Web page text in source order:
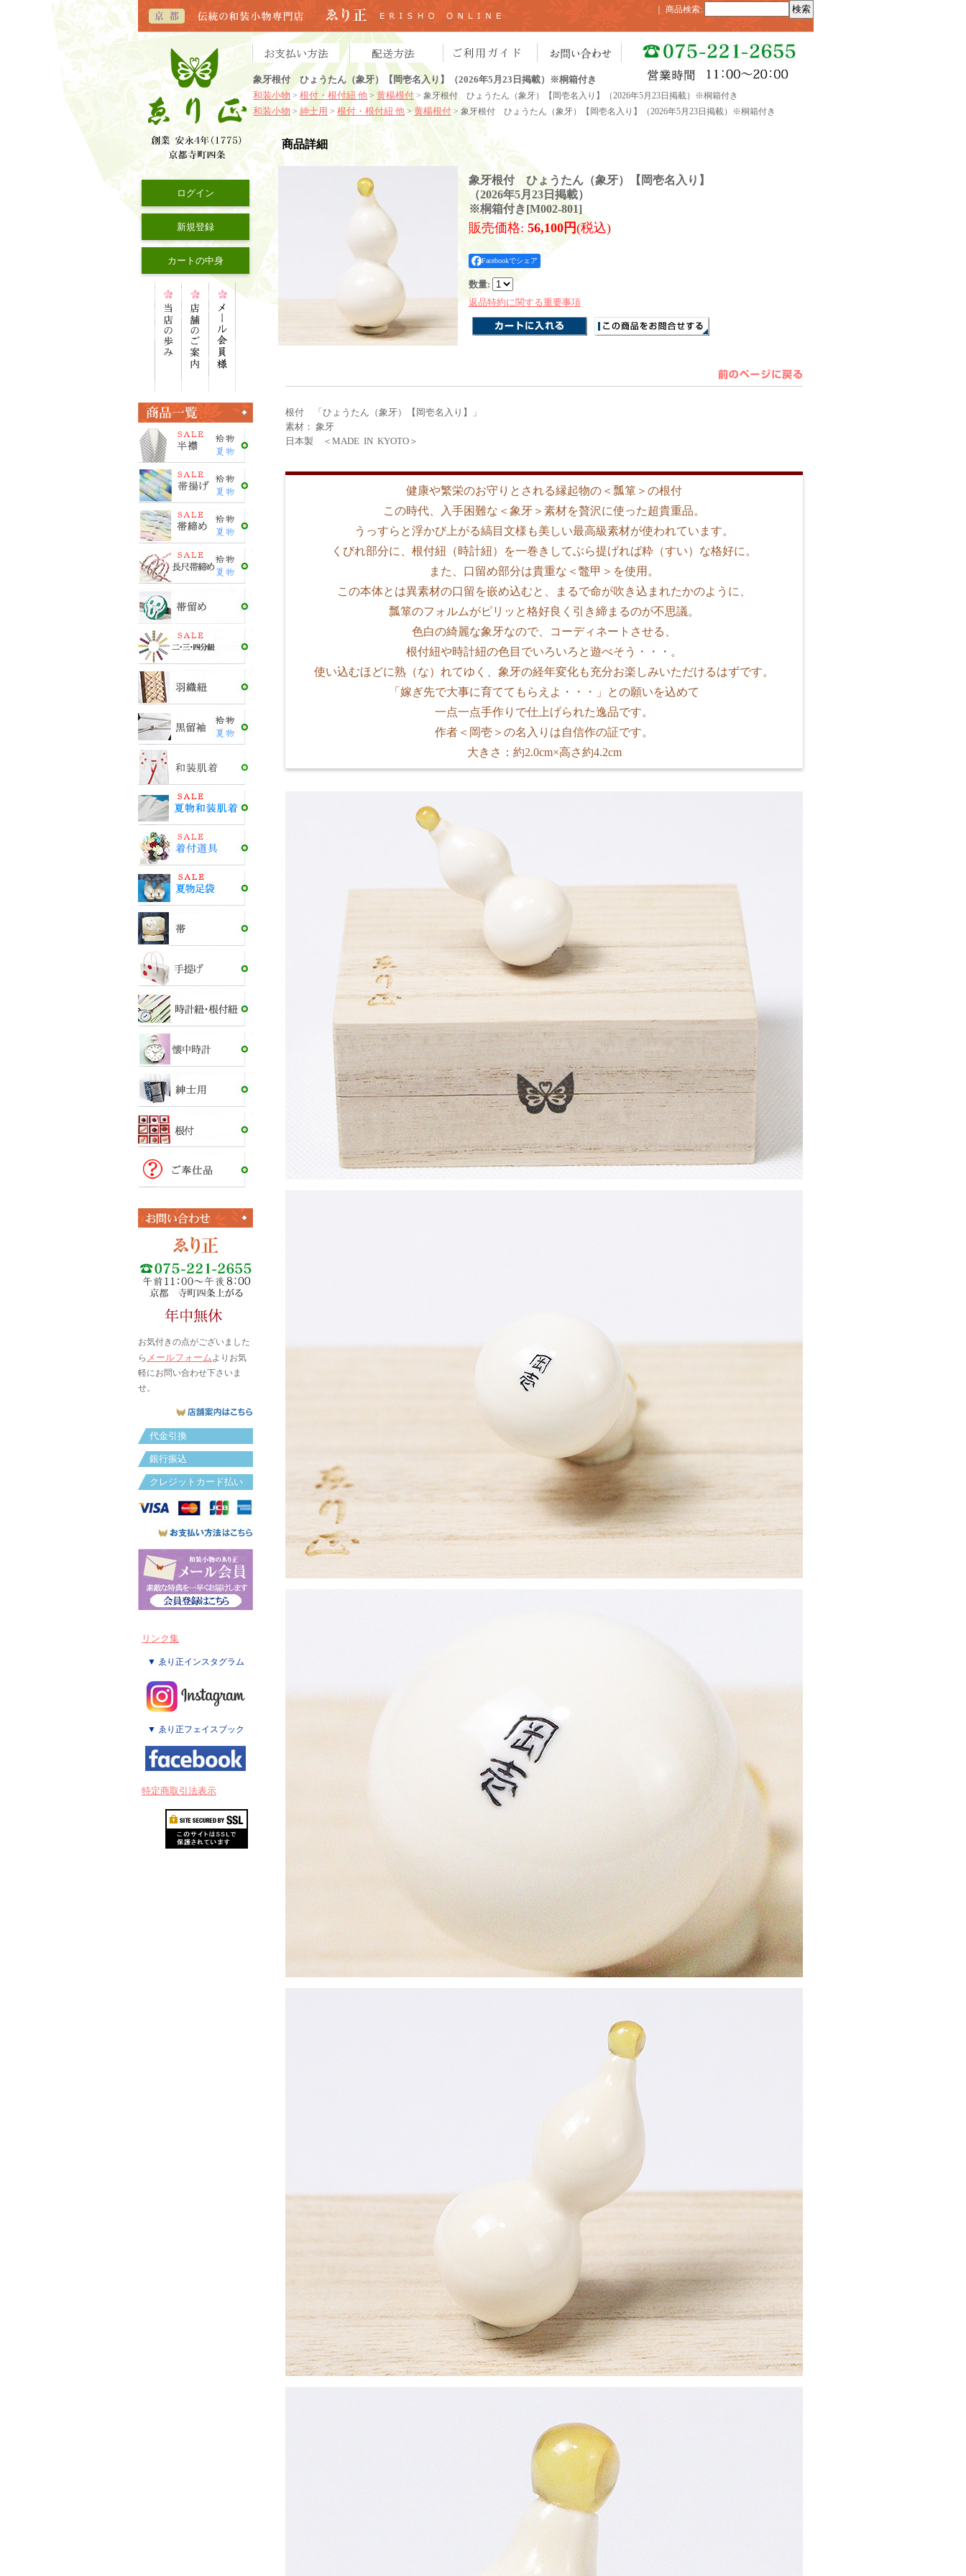
象牙根付 ひょうたん（象牙）【岡壱名入り】（2026年5月23日掲載）※桐箱付き
和装小物 > 根付・根付紐 他> 黄楊根付 > 象牙根付 ひょうたん（象牙）【岡壱名入り】（2026年5月23日掲載）※桐箱付き
和装小物 > 紳士用 > 根付・根付紐 他 >黄楊根付 > 象牙根付 ひょうたん（象牙）【岡壱名入り】（2026年5月23日掲載）※桐箱付き
商品検索:
ログイン
新規登録
カートの中身
お気付きの点がございました
ら メールフォームよりお気
軽にお問い合わせ下さいま
せ。
代金引換
銀行振込
クレジットカード払い
リンク集
▼ ゑり正インスタグラム
▼ ゑり正フェイスブック
特定商取引法表示
商品詳細
象牙根付 ひょうたん（象牙）【岡壱名入り】
（2026年5月23日掲載）
※桐箱付き[M002-801]
販売価格: 56,100円(税込)
Facebookでシェア
数量:
返品特約に関する重要事項
根付 「ひょうたん（象牙）【岡壱名入り】」
素材： 象牙
日本製 ＜MADE IN KYOTO＞
健康や繁栄のお守りとされる縁起物の＜瓢箪＞の根付
この時代、入手困難な＜象牙＞素材を贅沢に使った超貴重品。
うっすらと浮かび上がる縞目文様も美しい最高級素材が使われています。
くびれ部分に、根付紐（時計紐）を一巻きしてぶら提げれば粋（すい）な格好に。
また、口留め部分は貴重な＜鼈甲＞を使用。
この本体とは異素材の口留を嵌め込むと、まるで命が吹き込まれたかのように、
瓢箪のフォルムがピリッと格好良く引き締まるのが不思議。
色白の綺麗な象牙なので、コーディネートさせる、
根付紐や時計紐の色目でいろいろと遊べそう・・・。
使い込むほどに熟（な）れてゆく、象牙の経年変化も充分お楽しみいただけるはずです。
「嫁ぎ先で大事に育ててもらえよ・・・」との願いを込めて
一点一点手作りで仕上げられた逸品です。
作者＜岡壱＞の名入りは自信作の証です。
大きさ：約2.0cm×高さ約4.2cm